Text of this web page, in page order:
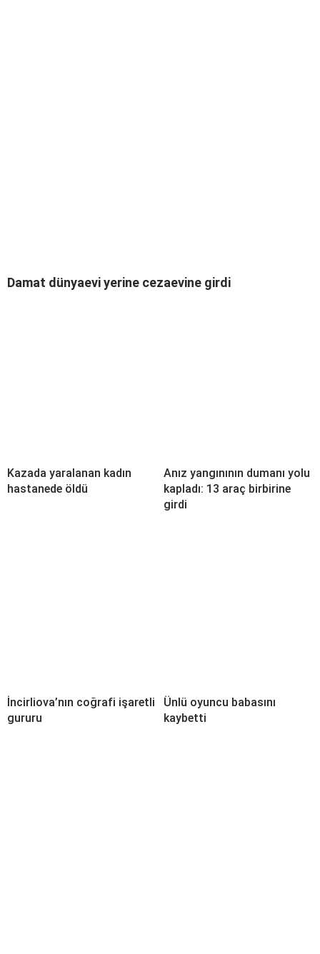
Damat dünyaevi yerine cezaevine girdi
Kazada yaralanan kadın
hastanede öldü
Anız yangınının dumanı yolu
kapladı: 13 araç birbirine
girdi
İncirliova’nın coğrafi işaretli
gururu
Ünlü oyuncu babasını
kaybetti